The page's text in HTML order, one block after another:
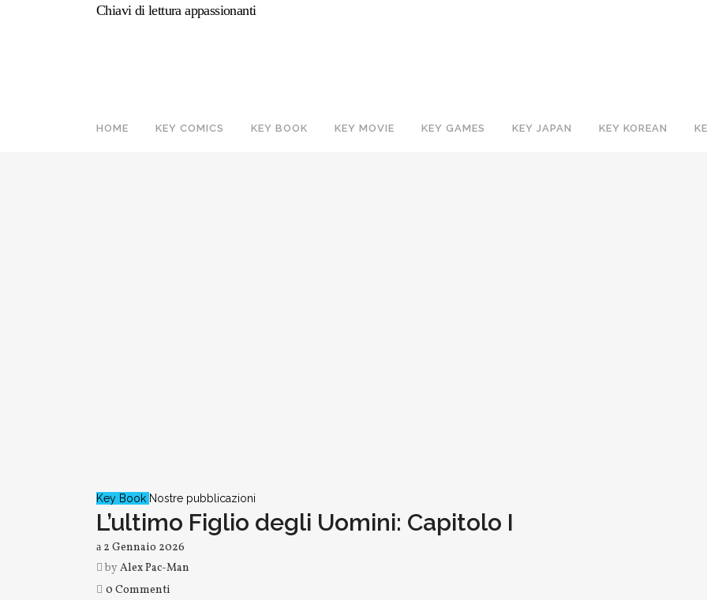
Chiavi di lettura appassionanti
HOME KEY COMICS KEY BOOK KEY MOVIE KEY GAMES KEY JAPAN KEY KOREAN
Key Book Nostre pubblicazioni
L’ultimo Figlio degli Uomini: Capitolo I
2 Gennaio 2026
byAlex Pac-Man
0 Commenti